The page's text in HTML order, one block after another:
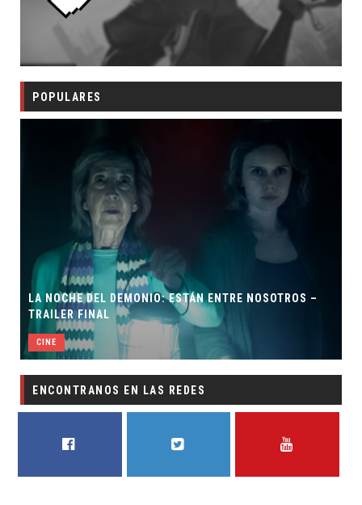
POPULARES
ENTRE NOSOTROS –
ORLANDO BLOOM AFIRMA
BATMAN
ENCONTRANOS EN LAS REDES